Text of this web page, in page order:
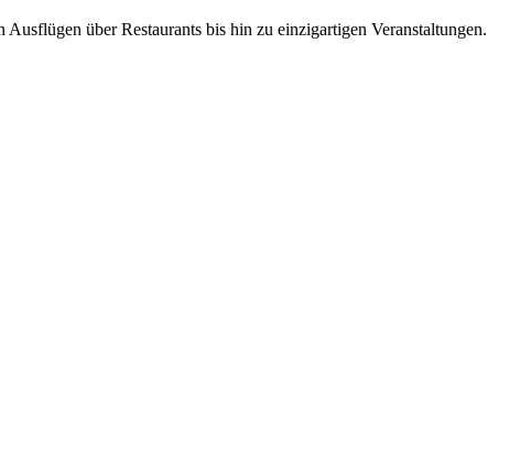
über Restaurants bis hin zu einzigartigen Veranstaltungen.